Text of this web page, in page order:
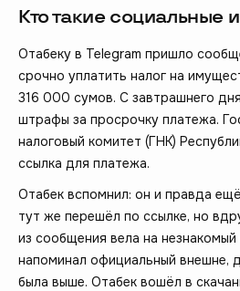
Кто такие социальные
Отабеку в Telegram пришло
срочно уплатить налог на
316 000 сумов. С завтрашнего
штрафы за просрочку платежа.
налоговый комитет (ГНК)
ссылка для платежа.
Отабек вспомнил: он и правда
тут же перешёл по ссылке, но
из сообщения вела на незнакомый
напоминал официальный внешне,
была выше. Отабек вошёл в